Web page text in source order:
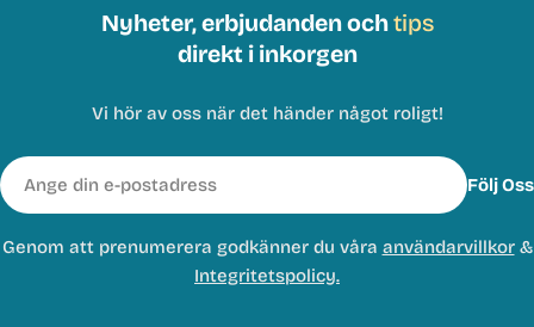
Nyheter, erbjudanden ochtips
direkt i inkorgen
Vi hör av oss när det händer något roligt!
E-
post
Följ Oss
Genom att prenumerera godkänner du våra användarvillkor&
Integritetspolicy.